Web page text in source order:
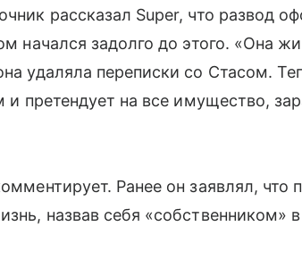
рассказал Super, что развод
начался задолго до этого. «Она
удаляла переписки со Стасом.
и претендует на все имущество,
Ранее он заявлял, что
назвав себя «собственником»